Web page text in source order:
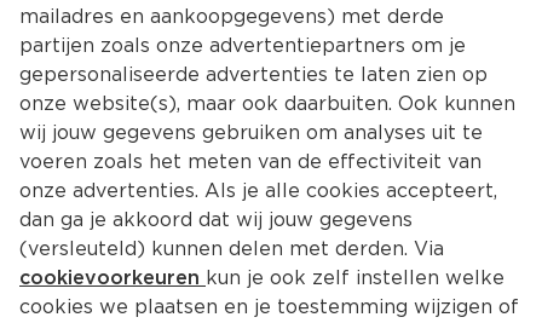
mailadres en aankoopgegevens) met derde
partijen zoals onze advertentiepartners om je
gepersonaliseerde advertenties te laten zien op
onze website(s), maar ook daarbuiten. Ook kunnen
wij jouw gegevens gebruiken om analyses uit te
voeren zoals het meten van de effectiviteit van
onze advertenties. Als je alle cookies accepteert,
dan ga je akkoord dat wij jouw gegevens
(versleuteld) kunnen delen met derden. Via
cookievoorkeuren kun je ook zelf instellen welke
cookies we plaatsen en je toestemming wijzigen of